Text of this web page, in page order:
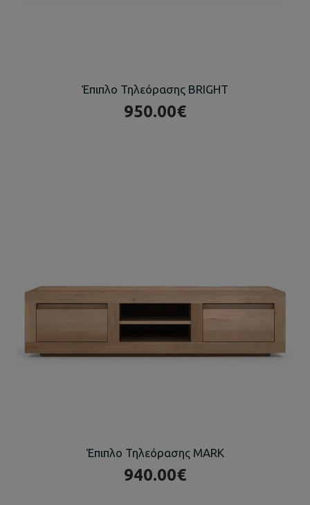
Έπιπλο Τηλεόρασης BRIGHT
950.00€
Έπιπλο Τηλεόρασης MARK
940.00€